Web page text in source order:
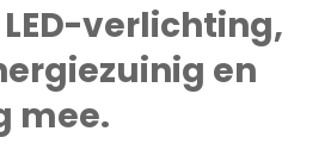
verlichting,
en
mee.